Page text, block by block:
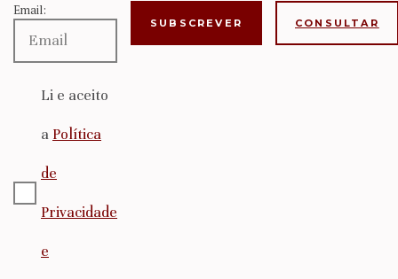
Email:
Li e aceito
a Política
de
Privacidade
e
CONSULTAR